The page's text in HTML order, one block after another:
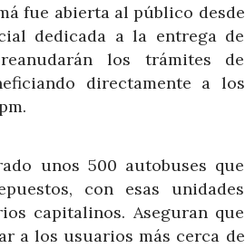
fue abierta al público desde
dedicada a la entrega de
los trámites de
directamente a los
unos 500 autobuses que
con esas unidades
capitalinos. Aseguran que
a los usuarios más cerca de